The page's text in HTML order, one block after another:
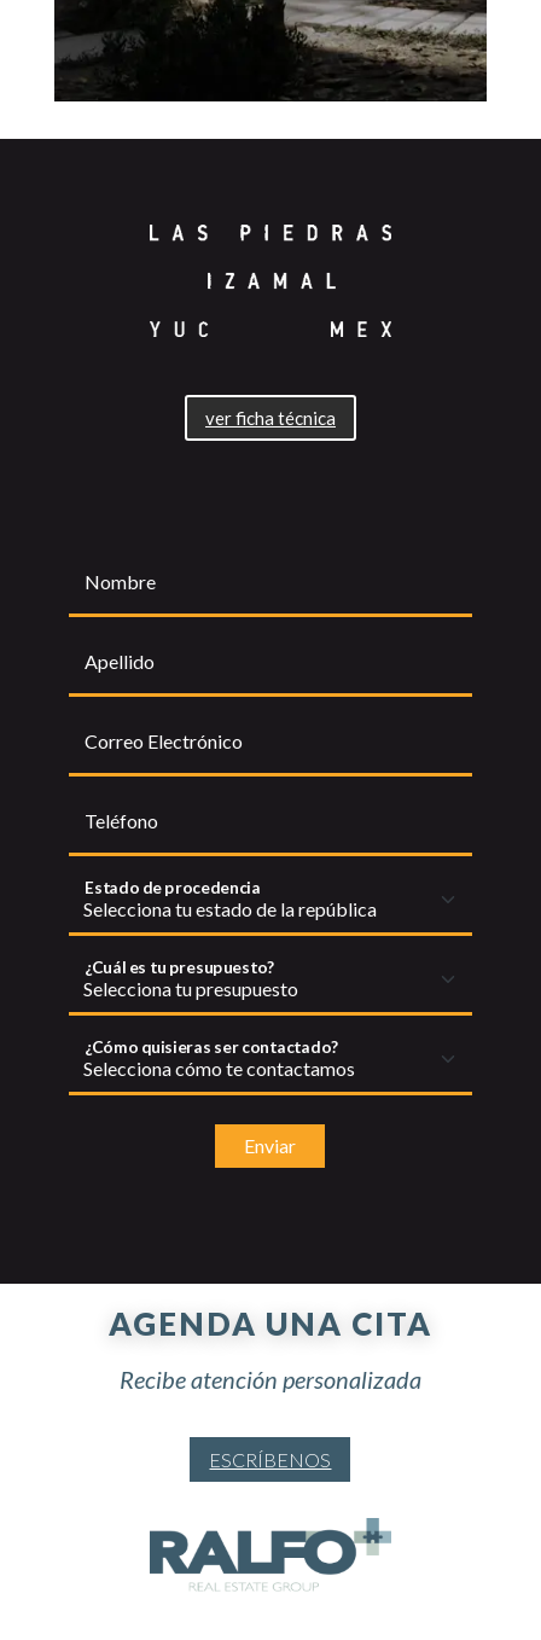
ver ficha técnica
Nombre
Apellido
Correo Electrónico
Teléfono
Estado de procedencia
¿Cuál es tu presupuesto?
¿Cómo quisieras ser contactado?
Enviar
AGENDA UNA CITA
Recibe atención personalizada
ESCRÍBENOS